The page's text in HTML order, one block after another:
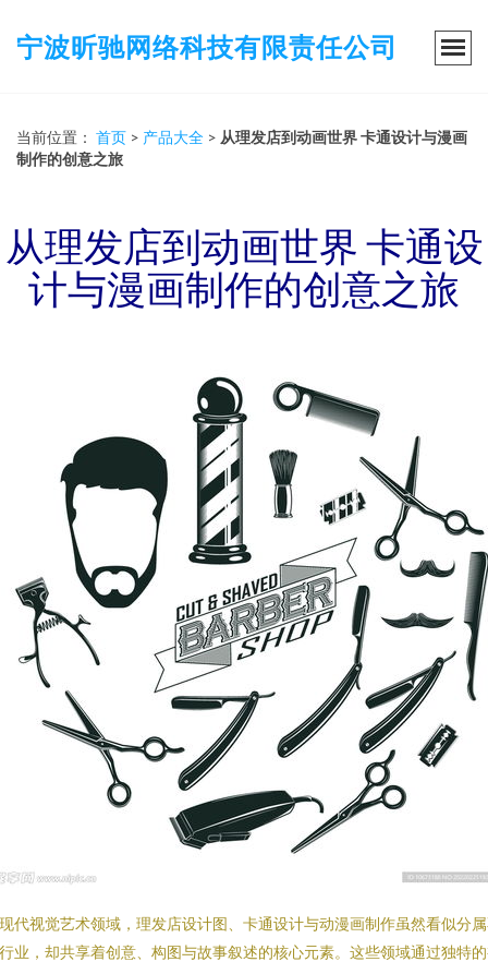
宁波昕驰网络科技有限责任公司
当前位置： 首页 > 产品大全 > 从理发店到动画世界 卡通设计与漫画
制作的创意之旅
从理发店到动画世界 卡通设
计与漫画制作的创意之旅
代视觉艺术领域，理发店设计图、卡通设计与动漫画制作虽然看似分
业，却共享着创意、构图与故事叙述的核心元素。这些领域通过独特